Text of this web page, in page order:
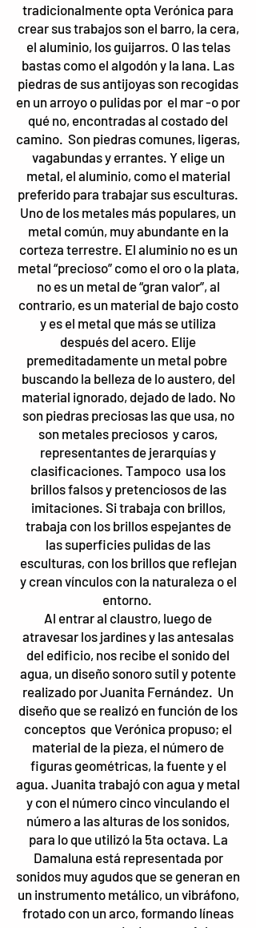
tradicionalmente opta Verónica para
crear sus trabajos son el barro, la cera,
el aluminio, los guijarros. O las telas
bastas como el algodón y la lana. Las
piedras de sus antijoyas son recogidas
en un arroyo o pulidas por el mar -o por
qué no, encontradas al costado del
camino. Son piedras comunes, ligeras,
vagabundas y errantes. Y elige un
metal, el aluminio, como el material
preferido para trabajar sus esculturas.
Uno de los metales más populares, un
metal común, muy abundante en la
corteza terrestre. El aluminio no es un
metal “precioso” como el oro o la plata,
no es un metal de “gran valor”, al
contrario, es un material de bajo costo
y es el metal que más se utiliza
después del acero. Elije
premeditadamente un metal pobre
buscando la belleza de lo austero, del
material ignorado, dejado de lado. No
son piedras preciosas las que usa, no
son metales preciosos y caros,
representantes de jerarquías y
clasificaciones. Tampoco usa los
brillos falsos y pretenciosos de las
imitaciones. Si trabaja con brillos,
trabaja con los brillos espejantes de
las superficies pulidas de las
esculturas, con los brillos que reflejan
y crean vínculos con la naturaleza o el
entorno.
Al entrar al claustro, luego de
atravesar los jardines y las antesalas
del edificio, nos recibe el sonido del
agua, un diseño sonoro sutil y potente
realizado por Juanita Fernández. Un
diseño que se realizó en función de los
conceptos que Verónica propuso; el
material de la pieza, el número de
figuras geométricas, la fuente y el
agua. Juanita trabajó con agua y metal
y con el número cinco vinculando el
número a las alturas de los sonidos,
para lo que utilizó la 5ta octava. La
Damaluna está representada por
sonidos muy agudos que se generan en
un instrumento metálico, un vibráfono,
frotado con un arco, formando líneas